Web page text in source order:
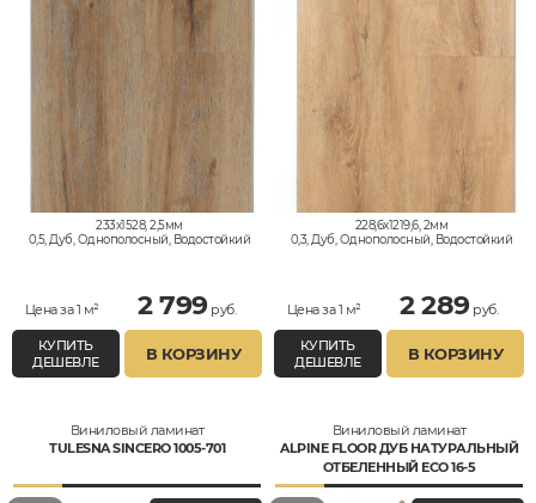
233x1528, 2,5мм
0,5, Дуб, Однополосный, Водостойкий
Цена за 1 м² 2 799руб.
КУПИТЬ
ДЕШЕВЛЕ
В КОРЗИНУ
228,6x1219,6, 2мм
0,3, Дуб, Однополосный, Водостойкий
Цена за 1 м² 2 289руб.
КУПИТЬ
ДЕШЕВЛЕ
В КОРЗИНУ
Виниловый ламинат
TULESNA SINCERO 1005-701
Виниловый ламинат
ALPINE FLOOR ДУБ НАТУРАЛЬНЫЙ
ОТБЕЛЕННЫЙ ECO 16-5